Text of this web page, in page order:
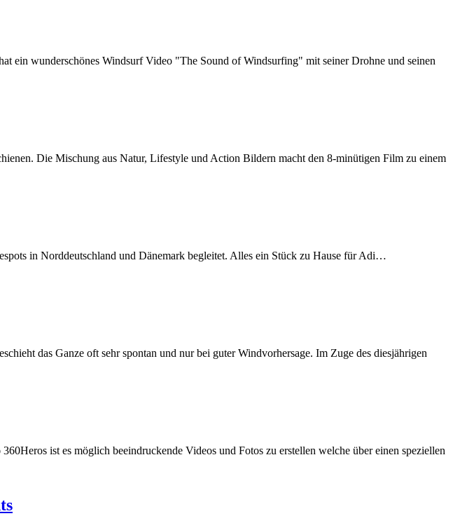
ein wunderschönes Windsurf Video "The Sound of Windsurfing" mit seiner Drohne und seinen
Die Mischung aus Natur, Lifestyle und Action Bildern macht den 8-minütigen Film zu einem
in Norddeutschland und Dänemark begleitet. Alles ein Stück zu Hause für Adi…
das Ganze oft sehr spontan und nur bei guter Windvorhersage. Im Zuge des diesjährigen
ist es möglich beeindruckende Videos und Fotos zu erstellen welche über einen speziellen